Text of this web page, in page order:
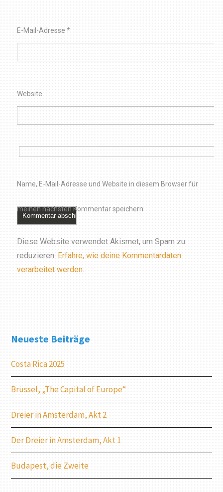
E-Mail-Adresse*
Website
Name, E-Mail-Adresse und Website in diesem Browser für
meinen nächsten Kommentar speichern.
Diese Website verwendet Akismet, um Spam zu
reduzieren. Erfahre, wie deine Kommentardaten
verarbeitet werden.
Neueste Beiträge
Costa Rica 2025
Brüssel, „The Capital of Europe“
Dreier in Amsterdam, Akt 2
Der Dreier in Amsterdam, Akt 1
Budapest, die Zweite